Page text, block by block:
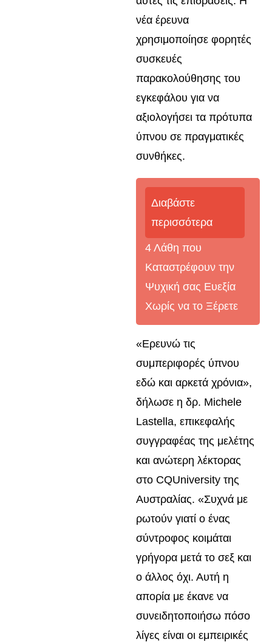
νέα έρευνα
χρησιμοποίησε φορητές
συσκευές
παρακολούθησης του
εγκεφάλου για να
αξιολογήσει τα πρότυπα
ύπνου σε πραγματικές
συνθήκες.
Διαβάστε
περισσότερα
4 Λάθη που
Καταστρέφουν την
Ψυχική σας Ευεξία
Χωρίς να το Ξέρετε
«Ερευνώ τις
συμπεριφορές ύπνου
εδώ και αρκετά χρόνια»,
δήλωσε η δρ. Michele
Lastella, επικεφαλής
συγγραφέας της μελέτης
και ανώτερη λέκτορας
στο CQUniversity της
Αυστραλίας. «Συχνά με
ρωτούν γιατί ο ένας
σύντροφος κοιμάται
γρήγορα μετά το σεξ και
ο άλλος όχι. Αυτή η
απορία με έκανε να
συνειδητοποιήσω πόσο
λίγες είναι οι εμπειρικές